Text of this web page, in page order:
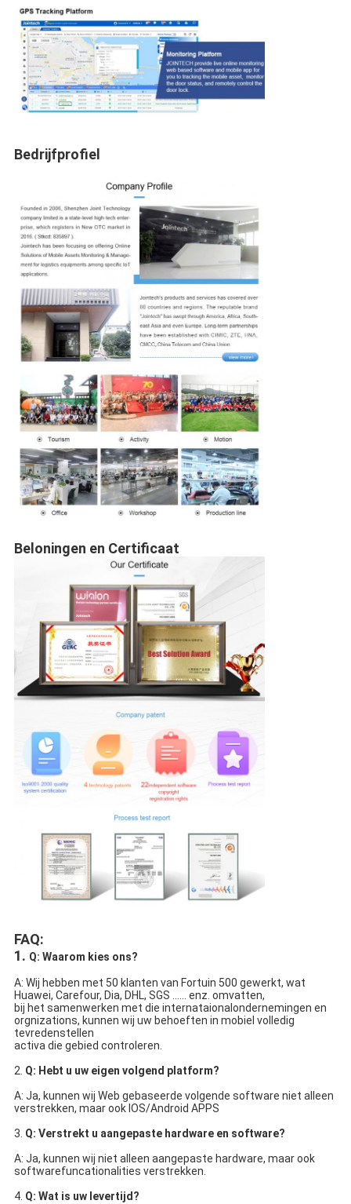
Bedrijfprofiel
Beloningen en Certificaat
FAQ:
1. Q: Waarom kies ons?
A: Wij hebben met 50 klanten van Fortuin 500 gewerkt, wat
Huawei, Carefour, Dia, DHL, SGS ...... enz. omvatten,
bij het samenwerken met die internataionalondernemingen en
orgnizations, kunnen wij uw behoeften in mobiel volledig
tevredenstellen
activa die gebied controleren.
2. Q: Hebt u uw eigen volgend platform?
A: Ja, kunnen wij Web gebaseerde volgende software niet alleen
verstrekken, maar ook IOS/Android APPS
3. Q: Verstrekt u aangepaste hardware en software?
A: Ja, kunnen wij niet alleen aangepaste hardware, maar ook
softwarefuncationalities verstrekken.
4. Q: Wat is uw levertijd?